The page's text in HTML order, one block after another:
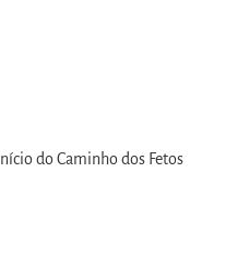
do Caminho dos Fetos